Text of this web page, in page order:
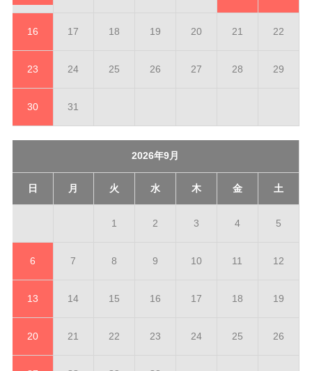
16 17 18 19 20 21 22
23 24 25 26 27 28 29
30 31
2026年9月
日 月 火 水 木 金 土
1 2 3 4 5
6 7 8 9 10 11 12
13 14 15 16 17 18 19
20 21 22 23 24 25 26